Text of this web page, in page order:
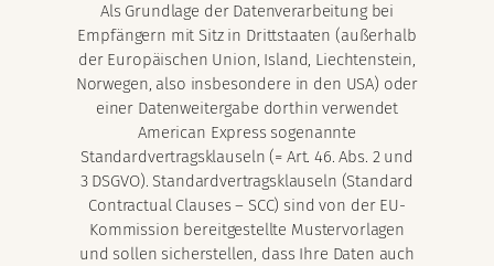
Als Grundlage der Datenverarbeitung bei
Empfängern mit Sitz in Drittstaaten (außerhalb
der Europäischen Union, Island, Liechtenstein,
Norwegen, also insbesondere in den USA) oder
einer Datenweitergabe dorthin verwendet
American Express sogenannte
Standardvertragsklauseln (= Art. 46. Abs. 2 und
3 DSGVO). Standardvertragsklauseln (Standard
Contractual Clauses – SCC) sind von der EU-
Kommission bereitgestellte Mustervorlagen
und sollen sicherstellen, dass Ihre Daten auch